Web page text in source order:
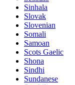
Sinhala
Slovak
Slovenian
Somali
Samoan
Scots Gaelic
Shona
Sindhi
Sundanese